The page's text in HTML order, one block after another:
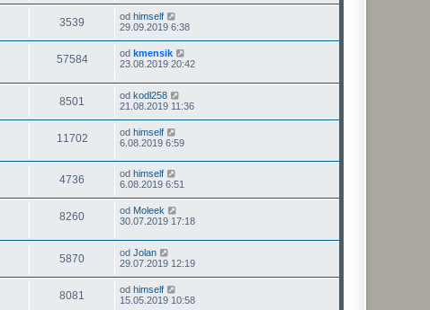
3539 od himself
29.09.2019 6:38
57584 od kmensik
23.08.2019 20:42
8501 od kodl258
21.08.2019 11:36
11702 od himself
6.08.2019 6:59
4736 od himself
6.08.2019 6:51
8260 od Moleek
30.07.2019 17:18
5870 od Jolan
29.07.2019 12:19
8081 od himself
15.05.2019 10:58